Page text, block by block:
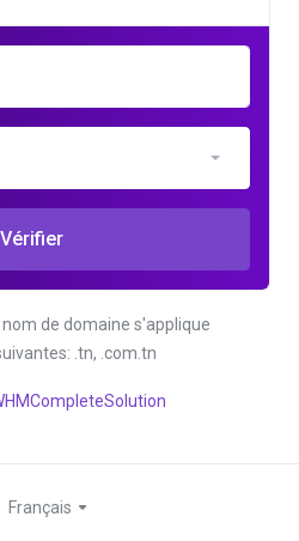
Vérifier
de domaine s'applique
.tn, .com.tn
Français